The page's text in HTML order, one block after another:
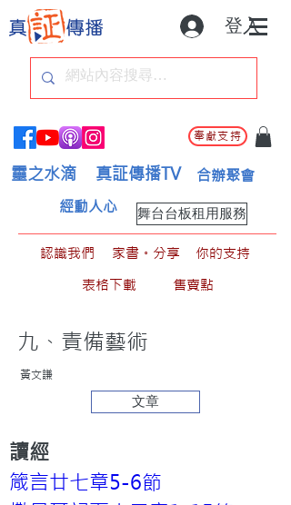
登入
奉獻支持
靈之水滴 真証傳播TV 合辦聚會
舞台台板租用服務
經動人心
認識我們 家書。分享
你的支持
表格下載
售賣點
九、責備藝術
黃文謙
文章
讀經
箴言廿七章5-6節